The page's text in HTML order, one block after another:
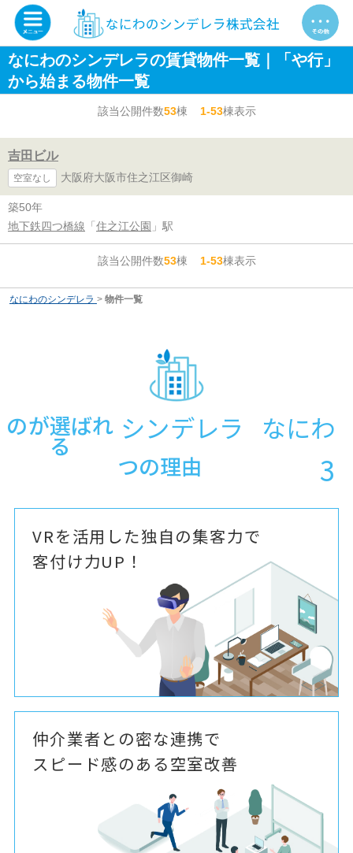
なにわのシンデレラの賃貸物件一覧｜「や行」
から始まる物件一覧
該当公開件数53棟 1-53棟表示
吉田ビル
空室なし 大阪府大阪市住之江区御崎
築50年
地下鉄四つ橋線 「 住之江公園 」駅
該当公開件数53棟 1-53棟表示
なにわのシンデレラ > 物件一覧
なにわ
の シンデレラ
が選ばれ
る
3
つの理由
VRを活用した独自の集客力で
客付け力UP！
仲介業者との密な連携で
スピード感のある空室改善